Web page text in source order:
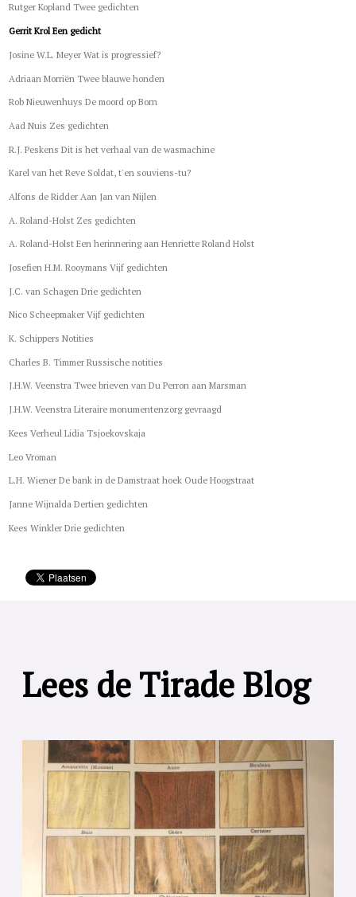
Rutger Kopland Twee gedichten
Gerrit Krol Een gedicht
Josine W.L. Meyer Wat is progressief?
Adriaan Morriën Twee blauwe honden
Rob Nieuwenhuys De moord op Born
Aad Nuis Zes gedichten
R.J. Peskens Dit is het verhaal van de wasmachine
Karel van het Reve Soldat, t'en souviens-tu?
Alfons de Ridder Aan Jan van Nijlen
A. Roland-Holst Zes gedichten
A. Roland-Holst Een herinnering aan Henriette Roland Holst
Josefien H.M. Rooymans Vijf gedichten
J.C. van Schagen Drie gedichten
Nico Scheepmaker Vijf gedichten
K. Schippers Notities
Charles B. Timmer Russische notities
J.H.W. Veenstra Twee brieven van Du Perron aan Marsman
J.H.W. Veenstra Literaire monumentenzorg gevraagd
Kees Verheul Lidia Tsjoekovskaja
Leo Vroman
L.H. Wiener De bank in de Damstraat hoek Oude Hoogstraat
Janne Wijnalda Dertien gedichten
Kees Winkler Drie gedichten
Lees de Tirade Blog